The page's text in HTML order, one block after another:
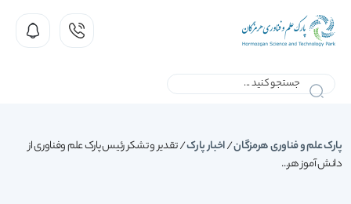
پارک علم و فناوری هرمزگان/اخبار پارک/تقدیر و تشکر رئیس پارک علم وفناوری از
دانش آموز هر...